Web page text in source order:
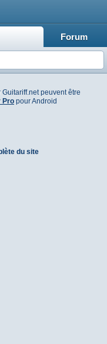
Forum
peuvent être
Pro pour Android
du site